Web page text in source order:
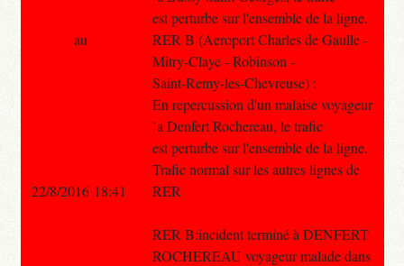
est perturbe sur l'ensemble de la ligne.
RER B (Aeroport Charles de Gaulle -
Mitry-Claye - Robinson -
Saint-Remy-les-Chevreuse) :
En repercussion d'un malaise voyageur
`a Denfert Rochereau, le trafic
est perturbe sur l'ensemble de la ligne.
Trafic normal sur les autres lignes de
RER
RER B:incident terminé à DENFERT
ROCHEREAU voyageur malade dans
au
22/8/2016 18:41